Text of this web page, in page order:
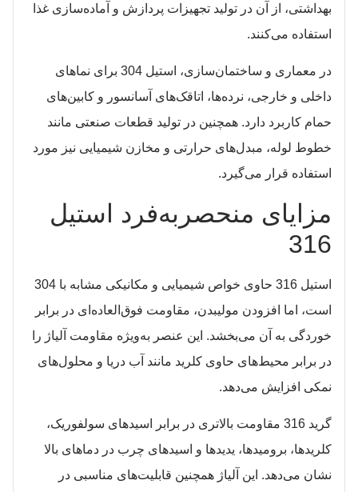
بهداشتی، از آن در تولید تجهیزات پردازش و آماده‌سازی غذا
استفاده می‌کنند.​
در معماری و ساختمان‌سازی، استیل 304 برای نماهای
داخلی و خارجی، نرده‌ها، اتاقک‌های آسانسور و کابین‌های
حمام کاربرد دارد. همچنین در تولید قطعات صنعتی مانند
خطوط لوله، مبدل‌های حرارتی و مخازن شیمیایی نیز مورد
استفاده قرار می‌گیرد.​
مزایای منحصربه‌فرد استیل
316
استیل 316 حاوی خواص شیمیایی و مکانیکی مشابه با 304
است، اما افزودن مولیبدن، مقاومت فوق‌العاده‌ای در برابر
خوردگی به آن می‌بخشد. این عنصر به‌ویژه مقاومت آلیاژ را
در برابر محیط‌های حاوی کلرید مانند آب دریا و محلول‌های
نمکی افزایش می‌دهد.​
گرید 316 مقاومت بالاتری در برابر اسیدهای سولفوریک،
کلریدها، برومیدها، یدیدها و اسیدهای چرب در دماهای بالا
نشان می‌دهد. این آلیاژ همچنین قابلیت‌های مناسبی در